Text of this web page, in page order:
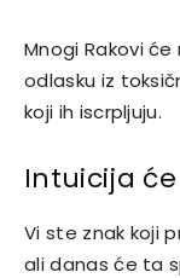
Mnogi Rakovi
odlasku iz
koji ih iscrpljuju.
Intuicija
Vi ste znak koji
ali danas će ta